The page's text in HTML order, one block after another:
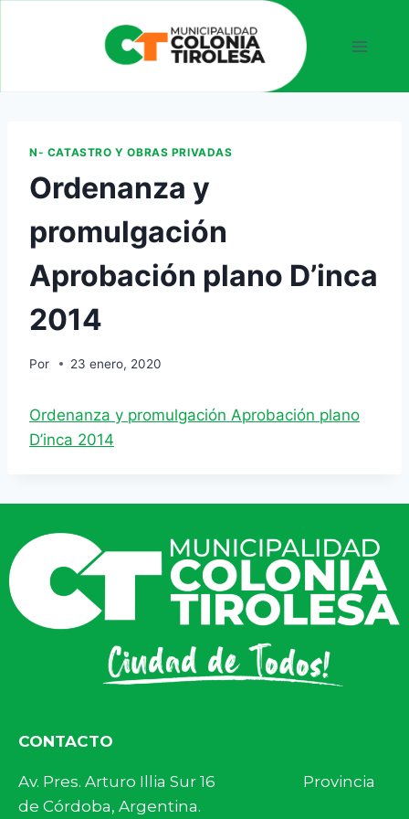
N- CATASTRO Y OBRAS PRIVADAS
Ordenanza y
promulgación
Aprobación plano D’inca
2014
Por 23 enero, 2020
Ordenanza y promulgación Aprobación plano
D’inca 2014
CONTACTO
Av. Pres. Arturo Illia Sur 16 Provincia
de Córdoba, Argentina.